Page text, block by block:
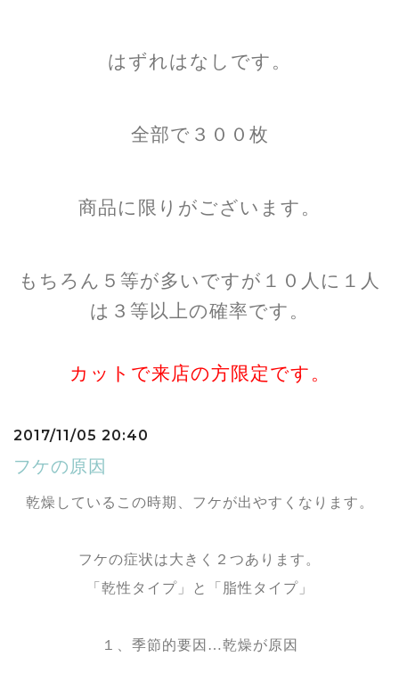
はずれはなしです。
全部で３００枚
商品に限りがございます。
もちろん５等が多いですが１０人に１人
は３等以上の確率です。
カットで来店の方限定です。
2017/11/05 20:40
フケの原因
乾燥しているこの時期、フケが出やすくなります。
フケの症状は大きく２つあります。
「乾性タイプ」と「脂性タイプ」
１、 季節的要因…乾燥が原因